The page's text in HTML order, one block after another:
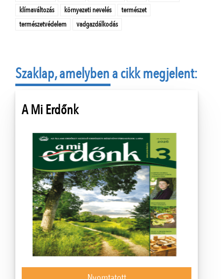
klímaváltozás
környezeti nevelés
természet
természetvédelem
vadgazdálkodás
Szaklap, amelyben a cikk megjelent:
A Mi Erdőnk